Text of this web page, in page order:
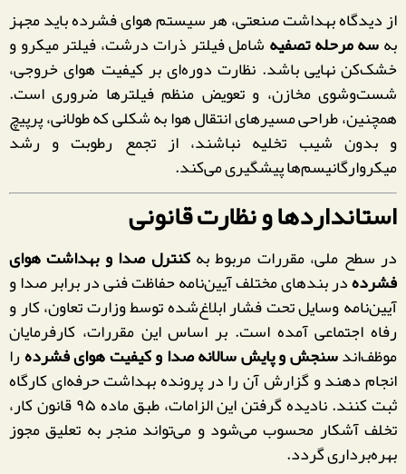
از دیدگاه بهداشت صنعتی، هر سیستم هوای فشرده باید مجهز
بهسه مرحله تصفیهشامل فیلتر ذرات درشت، فیلتر میکرو و
خشک‌کن نهایی باشد. نظارت دوره‌ای بر کیفیت هوای خروجی،
شست‌وشوی مخازن، و تعویض منظم فیلترها ضروری است.
همچنین، طراحی مسیرهای انتقال هوا به شکلی که طولانی، پرپیچ
و بدون شیب تخلیه نباشند، از تجمع رطوبت و رشد
میکروارگانیسم‌ها پیشگیری می‌کند.
استانداردها و نظارت قانونی
در سطح ملی، مقررات مربوط بهکنترل صدا و بهداشت هوای
فشردهدر بندهای مختلف آیین‌نامه حفاظت فنی در برابر صدا و
آیین‌نامه وسایل تحت فشار ابلاغ‌شده توسط وزارت تعاون، کار و
رفاه اجتماعی آمده است. بر اساس این مقررات، کارفرمایان
موظف‌اندسنجش و پایش سالانه صدا و کیفیت هوای فشردهرا
انجام دهند و گزارش آن را در پرونده بهداشت حرفه‌ای کارگاه
ثبت کنند. نادیده گرفتن این الزامات، طبق ماده ۹۵ قانون کار،
تخلف آشکار محسوب می‌شود و می‌تواند منجر به تعلیق مجوز
بهره‌برداری گردد.